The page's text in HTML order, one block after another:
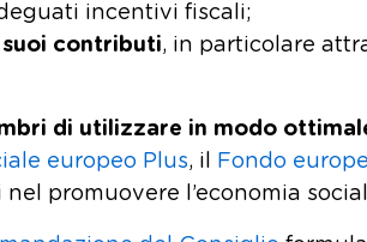
incentivi fiscali;
suoi contributi, in particolare
di utilizzare in modo
europeo Plus, il Fondo
promuovere l’economia